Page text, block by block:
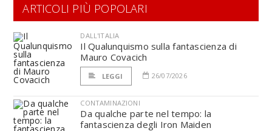
ARTICOLI PIÙ POPOLARI
DALL'ITALIA
Il Qualunquismo sulla fantascienza di
Mauro Covacich
LEGGI 26/07/2026
CONTAMINAZIONI
Da qualche parte nel tempo: la
fantascienza degli Iron Maiden